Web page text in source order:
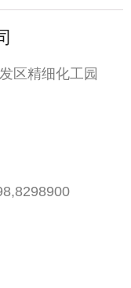
区精细化工园
,8298900